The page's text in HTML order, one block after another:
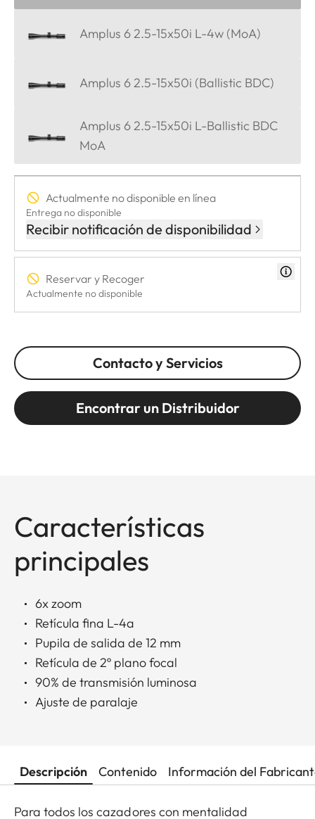
Amplus 6 2.5-15x50i L-4w (MoA)
Amplus 6 2.5-15x50i (Ballistic BDC)
Amplus 6 2.5-15x50i L-Ballistic BDC
MoA
Actualmente no disponible en línea
Entrega no disponible
Recibir notificación de disponibilidad
Reservar y Recoger
Actualmente no disponible
Contacto y Servicios
Encontrar un Distribuidor
Características
principales
6x zoom
Retícula fina L-4a
Pupila de salida de 12 mm
Retícula de 2º plano focal
90% de transmisión luminosa
Ajuste de paralaje
Descripción Contenido Información del
Para todos los cazadores con mentalidad